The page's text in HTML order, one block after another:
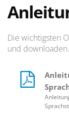
Die wichtigsten
und downloaden.